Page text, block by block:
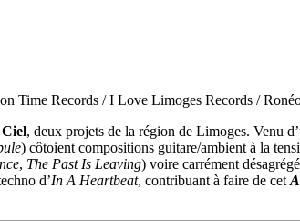
Time Records / I Love Limoges Records /
, deux projets de la région de Limoges. Venu
) côtoient compositions guitare/ambient à la
, The Past Is Leaving) voire carrément
d’In A Heartbeat, contribuant à faire de cet